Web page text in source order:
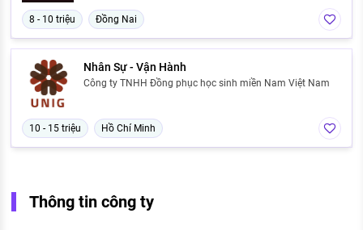
8 - 10 triệu Đồng Nai
Nhân Sự - Vận Hành
Công ty TNHH Đồng phục học sinh miền Nam Việt Nam
10 - 15 triệu Hồ Chí Minh
Thông tin công ty